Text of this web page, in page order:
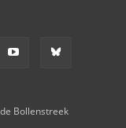
Bollenstreek